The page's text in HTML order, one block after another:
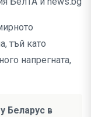
тъй като
напрегната,
Беларус в